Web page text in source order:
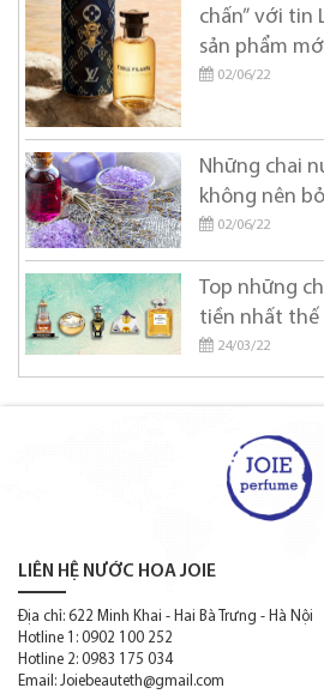
Cartier
Chanel
Chloe
Chopard
Christian Dior
Christian Louboutin
Coach
Creed
Cristiano Ronaldo
DOLCE & GABBANA
Donna Karan
DSQUARED2
chấn” với tin
sản phẩm
02/06/22
Những chai
không nên
02/06/22
Top những
tiền nhất thế
24/03/22
LIÊN HỆ NƯỚC HOA JOIE
Địa chỉ: 622 Minh Khai - Hai Bà Trưng - Hà Nội
Hotline 1: 0902 100 252
Hotline 2: 0983 175 034
Email: Joiebeauteth@gmail.com